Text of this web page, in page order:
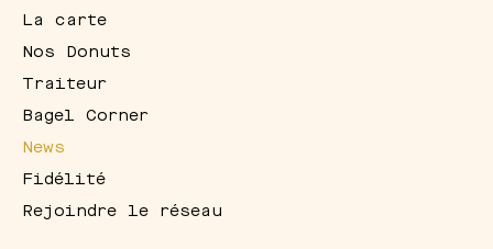
La carte
Nos Donuts
Traiteur
Bagel Corner
News
Fidélité
Rejoindre le réseau